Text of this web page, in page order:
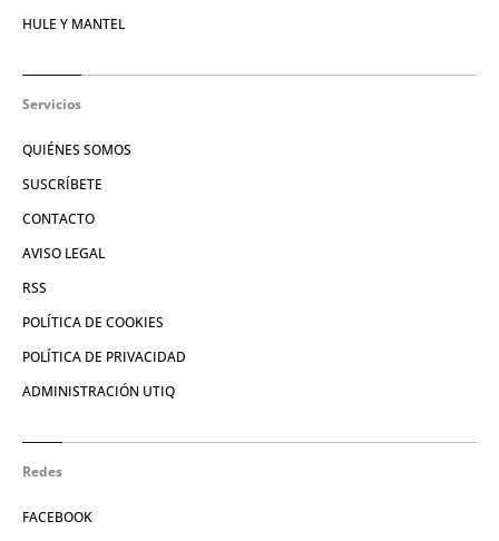
HULE Y MANTEL
Servicios
QUIÉNES SOMOS
SUSCRÍBETE
CONTACTO
AVISO LEGAL
RSS
POLÍTICA DE COOKIES
POLÍTICA DE PRIVACIDAD
ADMINISTRACIÓN UTIQ
Redes
FACEBOOK